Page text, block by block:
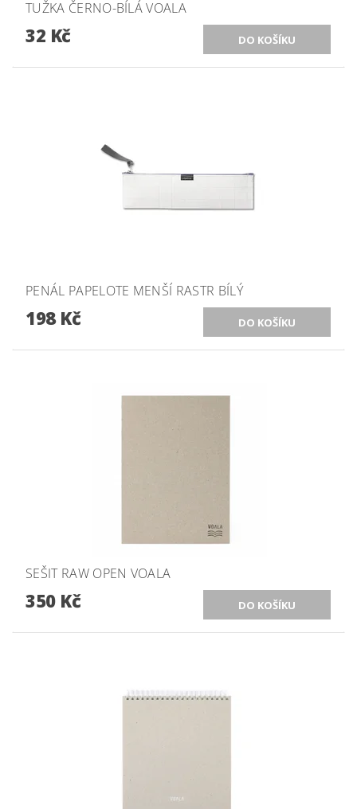
TUŽKA ČERNO-BÍLÁ VOALA
32 Kč
PENÁL PAPELOTE MENŠÍ RASTR BÍLÝ
198 Kč
SEŠIT RAW OPEN VOALA
350 Kč